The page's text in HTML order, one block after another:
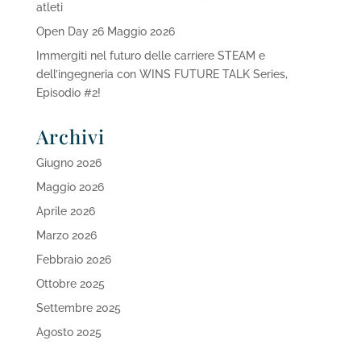
atleti
Open Day 26 Maggio 2026
Immergiti nel futuro delle carriere STEAM e
dell’ingegneria con WINS FUTURE TALK Series,
Episodio #2!
Archivi
Giugno 2026
Maggio 2026
Aprile 2026
Marzo 2026
Febbraio 2026
Ottobre 2025
Settembre 2025
Agosto 2025